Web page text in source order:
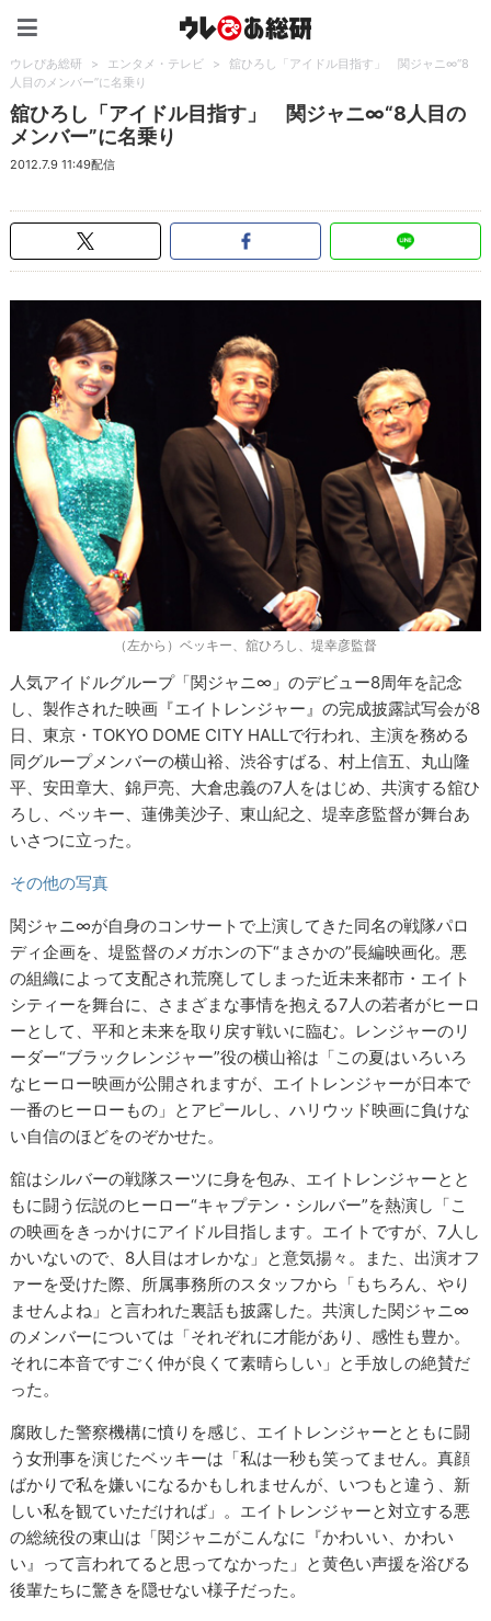
ウレぴあ総研 > エンタメ・テレビ >
舘ひろし「アイドル目指す」 関ジャニ∞“8
人目のメンバー”に名乗り
舘ひろし「アイドル目指す」 関ジャニ∞“8人目の
メンバー”に名乗り
2012.7.9 11:49配信
（左から）ベッキー、舘ひろし、堤幸彦監督
人気アイドルグループ「関ジャニ∞」のデビュー8周年を記念
し、製作された映画『エイトレンジャー』の完成披露試写会が8
日、東京・TOKYO DOME CITY HALLで行われ、主演を務める
同グループメンバーの横山裕、渋谷すばる、村上信五、丸山隆
平、安田章大、錦戸亮、大倉忠義の7人をはじめ、共演する舘ひ
ろし、ベッキー、蓮佛美沙子、東山紀之、堤幸彦監督が舞台あ
いさつに立った。
その他の写真
関ジャニ∞が自身のコンサートで上演してきた同名の戦隊パロ
ディ企画を、堤監督のメガホンの下“まさかの”長編映画化。悪
の組織によって支配され荒廃してしまった近未来都市・エイト
シティーを舞台に、さまざまな事情を抱える7人の若者がヒーロ
ーとして、平和と未来を取り戻す戦いに臨む。レンジャーのリ
ーダー“ブラックレンジャー”役の横山裕は「この夏はいろいろ
なヒーロー映画が公開されますが、エイトレンジャーが日本で
一番のヒーローもの」とアピールし、ハリウッド映画に負けな
い自信のほどをのぞかせた。
舘はシルバーの戦隊スーツに身を包み、エイトレンジャーとと
もに闘う伝説のヒーロー“キャプテン・シルバー”を熱演し「こ
の映画をきっかけにアイドル目指します。エイトですが、7人し
かいないので、8人目はオレかな」と意気揚々。また、出演オフ
ァーを受けた際、所属事務所のスタッフから「もちろん、やり
ませんよね」と言われた裏話も披露した。共演した関ジャニ∞
のメンバーについては「それぞれに才能があり、感性も豊か。
それに本音ですごく仲が良くて素晴らしい」と手放しの絶賛だ
った。
腐敗した警察機構に憤りを感じ、エイトレンジャーとともに闘
う女刑事を演じたベッキーは「私は一秒も笑ってません。真顔
ばかりで私を嫌いになるかもしれませんが、いつもと違う、新
しい私を観ていただければ」。エイトレンジャーと対立する悪
の総統役の東山は「関ジャニがこんなに『かわいい、かわい
い』って言われてると思ってなかった」と黄色い声援を浴びる
後輩たちに驚きを隠せない様子だった。